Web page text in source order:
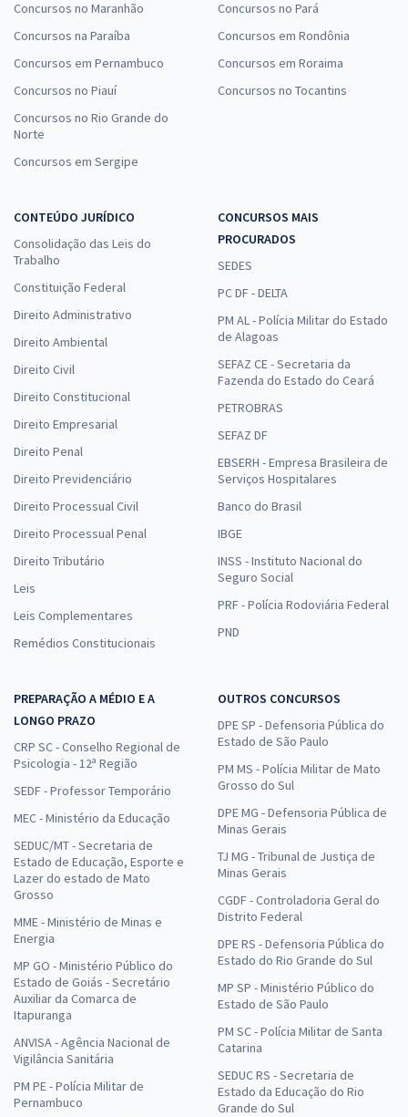
Concursos no Maranhão
Concursos na Paraíba
Concursos em Pernambuco
Concursos no Piauí
Concursos no Rio Grande do
Norte
Concursos em Sergipe
Concursos no Pará
Concursos em Rondônia
Concursos em Roraima
Concursos no Tocantins
CONTEÚDO JURÍDICO
Consolidação das Leis do
Trabalho
Constituição Federal
Direito Administrativo
Direito Ambiental
Direito Civil
Direito Constitucional
Direito Empresarial
Direito Penal
Direito Previdenciário
Direito Processual Civil
Direito Processual Penal
Direito Tributário
Leis
Leis Complementares
Remédios Constitucionais
CONCURSOS MAIS
PROCURADOS
SEDES
PC DF - DELTA
PM AL - Polícia Militar do Estado
de Alagoas
SEFAZ CE - Secretaria da
Fazenda do Estado do Ceará
PETROBRAS
SEFAZ DF
EBSERH - Empresa Brasileira de
Serviços Hospitalares
Banco do Brasil
IBGE
INSS - Instituto Nacional do
Seguro Social
PRF - Polícia Rodoviária Federal
PND
PREPARAÇÃO A MÉDIO E A
LONGO PRAZO
CRP SC - Conselho Regional de
Psicologia - 12ª Região
SEDF - Professor Temporário
MEC - Ministério da Educação
SEDUC/MT - Secretaria de
Estado de Educação, Esporte e
Lazer do estado de Mato
Grosso
MME - Ministério de Minas e
Energia
MP GO - Ministério Público do
Estado de Goiás - Secretário
Auxiliar da Comarca de
Itapuranga
ANVISA - Agência Nacional de
Vigilância Sanitária
PM PE - Polícia Militar de
Pernambuco
OUTROS CONCURSOS
DPE SP - Defensoria Pública do
Estado de São Paulo
PM MS - Polícia Militar de Mato
Grosso do Sul
DPE MG - Defensoria Pública de
Minas Gerais
TJ MG - Tribunal de Justiça de
Minas Gerais
CGDF - Controladoria Geral do
Distrito Federal
DPE RS - Defensoria Pública do
Estado do Rio Grande do Sul
MP SP - Ministério Público do
Estado de São Paulo
PM SC - Polícia Militar de Santa
Catarina
SEDUC RS - Secretaria de
Estado da Educação do Rio
Grande do Sul